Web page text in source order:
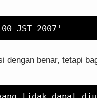
benar, tetapi